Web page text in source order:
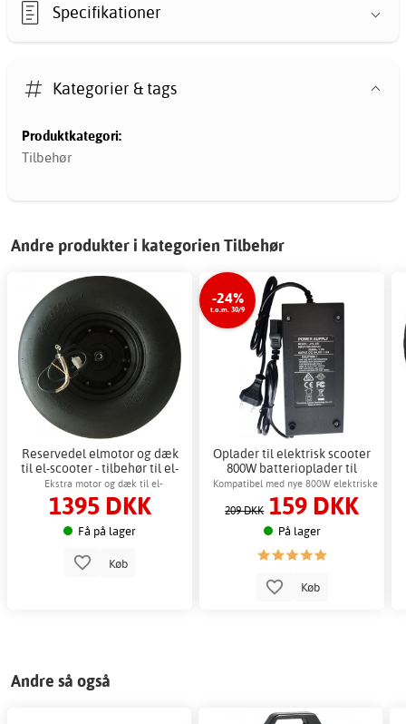
Specifikationer
Kategorier & tags
Produktkategori:
Tilbehør
Andre produkter i kategorien Tilbehør
Reservedel elmotor og dæk
til el-scooter - tilbehør til el-
knallert
Ekstra motor og dæk til el-
scootermodellerne 49985, 56171
1395 DKK
Få på lager
Køb
-24%
t.o.m. 30/9
Oplader til elektrisk scooter
800W batterioplader til
elektrisk scooter
Kompatibel med nye 800W elektriske
løbehjul fra Gardeney
209 DKK 159 DKK
På lager
Køb
Andre så også